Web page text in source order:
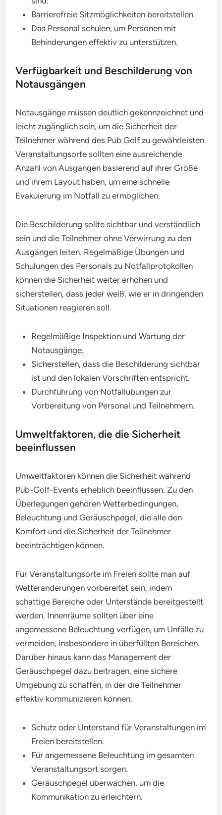
Barrierefreie Sitzmöglichkeiten bereitstellen.
Das Personal schulen, um Personen mit
Behinderungen effektiv zu unterstützen.
Verfügbarkeit und Beschilderung von
Notausgängen
Notausgänge müssen deutlich gekennzeichnet und
leicht zugänglich sein, um die Sicherheit der
Teilnehmer während des Pub Golf zu gewährleisten.
Veranstaltungsorte sollten eine ausreichende
Anzahl von Ausgängen basierend auf ihrer Größe
und ihrem Layout haben, um eine schnelle
Evakuierung im Notfall zu ermöglichen.
Die Beschilderung sollte sichtbar und verständlich
sein und die Teilnehmer ohne Verwirrung zu den
Ausgängen leiten. Regelmäßige Übungen und
Schulungen des Personals zu Notfallprotokollen
können die Sicherheit weiter erhöhen und
sicherstellen, dass jeder weiß, wie er in dringenden
Situationen reagieren soll.
Regelmäßige Inspektion und Wartung der
Notausgänge.
Sicherstellen, dass die Beschilderung sichtbar
ist und den lokalen Vorschriften entspricht.
Durchführung von Notfallübungen zur
Vorbereitung von Personal und Teilnehmern.
Umweltfaktoren, die die Sicherheit
beeinflussen
Umweltfaktoren können die Sicherheit während
Pub-Golf-Events erheblich beeinflussen. Zu den
Überlegungen gehören Wetterbedingungen,
Beleuchtung und Geräuschpegel, die alle den
Komfort und die Sicherheit der Teilnehmer
beeinträchtigen können.
Für Veranstaltungsorte im Freien sollte man auf
Wetteränderungen vorbereitet sein, indem
schattige Bereiche oder Unterstände bereitgestellt
werden. Innenräume sollten über eine
angemessene Beleuchtung verfügen, um Unfälle zu
vermeiden, insbesondere in überfüllten Bereichen.
Darüber hinaus kann das Management der
Geräuschpegel dazu beitragen, eine sichere
Umgebung zu schaffen, in der die Teilnehmer
effektiv kommunizieren können.
Schutz oder Unterstand für Veranstaltungen im
Freien bereitstellen.
Für angemessene Beleuchtung im gesamten
Veranstaltungsort sorgen.
Geräuschpegel überwachen, um die
Kommunikation zu erleichtern.